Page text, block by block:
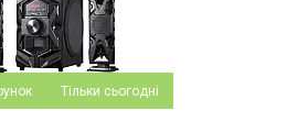
Тільки сьогодні